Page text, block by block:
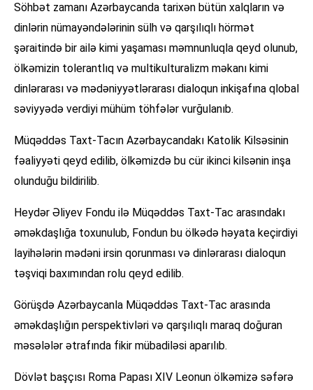
Söhbət zamanı Azərbaycanda tarixən bütün xalqların və
dinlərin nümayəndələrinin sülh və qarşılıqlı hörmət
şəraitində bir ailə kimi yaşaması məmnunluqla qeyd olunub,
ölkəmizin tolerantlıq və multikulturalizm məkanı kimi
dinlərarası və mədəniyyətlərarası dialoqun inkişafına qlobal
səviyyədə verdiyi mühüm töhfələr vurğulanıb.
Müqəddəs Taxt-Tacın Azərbaycandakı Katolik Kilsəsinin
fəaliyyəti qeyd edilib, ölkəmizdə bu cür ikinci kilsənin inşa
olunduğu bildirilib.
Heydər Əliyev Fondu ilə Müqəddəs Taxt-Tac arasındakı
əməkdaşlığa toxunulub, Fondun bu ölkədə həyata keçirdiyi
layihələrin mədəni irsin qorunması və dinlərarası dialoqun
təşviqi baxımından rolu qeyd edilib.
Görüşdə Azərbaycanla Müqəddəs Taxt-Tac arasında
əməkdaşlığın perspektivləri və qarşılıqlı maraq doğuran
məsələlər ətrafında fikir mübadiləsi aparılıb.
Dövlət başçısı Roma Papası XIV Leonun ölkəmizə səfərə